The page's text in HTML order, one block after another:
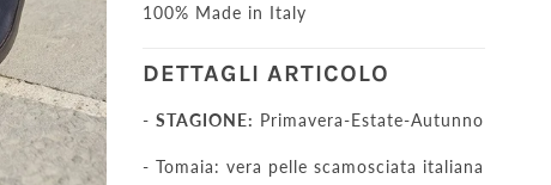
100% Made in Italy
DETTAGLI ARTICOLO
- STAGIONE: Primavera-Estate-Autunno
- Tomaia: vera pelle scamosciata italiana